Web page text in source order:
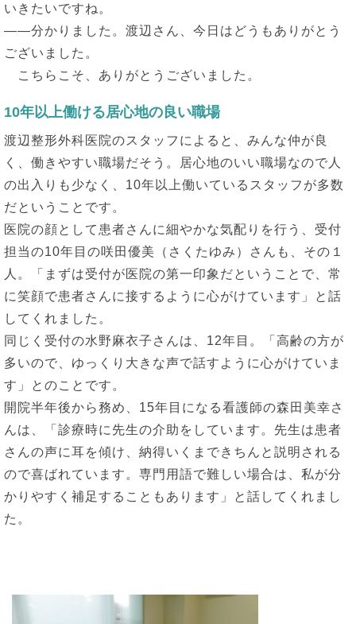
いきたいですね。
――分かりました。渡辺さん、今日はどうもありがとう
ございました。
こちらこそ、ありがとうございました。
10年以上働ける居心地の良い職場
渡辺整形外科医院のスタッフによると、みんな仲が良
く、働きやすい職場だそう。居心地のいい職場なので人
の出入りも少なく、10年以上働いているスタッフが多数
だということです。
医院の顔として患者さんに細やかな気配りを行う、受付
担当の10年目の咲田優美（さくたゆみ）さんも、その１
人。「まずは受付が医院の第一印象だということで、常
に笑顔で患者さんに接するように心がけています」と話
してくれました。
同じく受付の水野麻衣子さんは、12年目。「高齢の方が
多いので、ゆっくり大きな声で話すように心がけていま
す」とのことです。
開院半年後から務め、15年目になる看護師の森田美幸さ
んは、「診療時に先生の介助をしています。先生は患者
さんの声に耳を傾け、納得いくまできちんと説明される
ので喜ばれています。専門用語で難しい場合は、私が分
かりやすく補足することもあります」と話してくれまし
た。